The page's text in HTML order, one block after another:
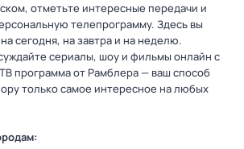
отметьте интересные передачи и
телепрограмму. Здесь вы
сегодня, на завтра и на неделю.
сериалы, шоу и фильмы онлайн с
программа от Рамблера — ваш способ
только самое интересное на любых